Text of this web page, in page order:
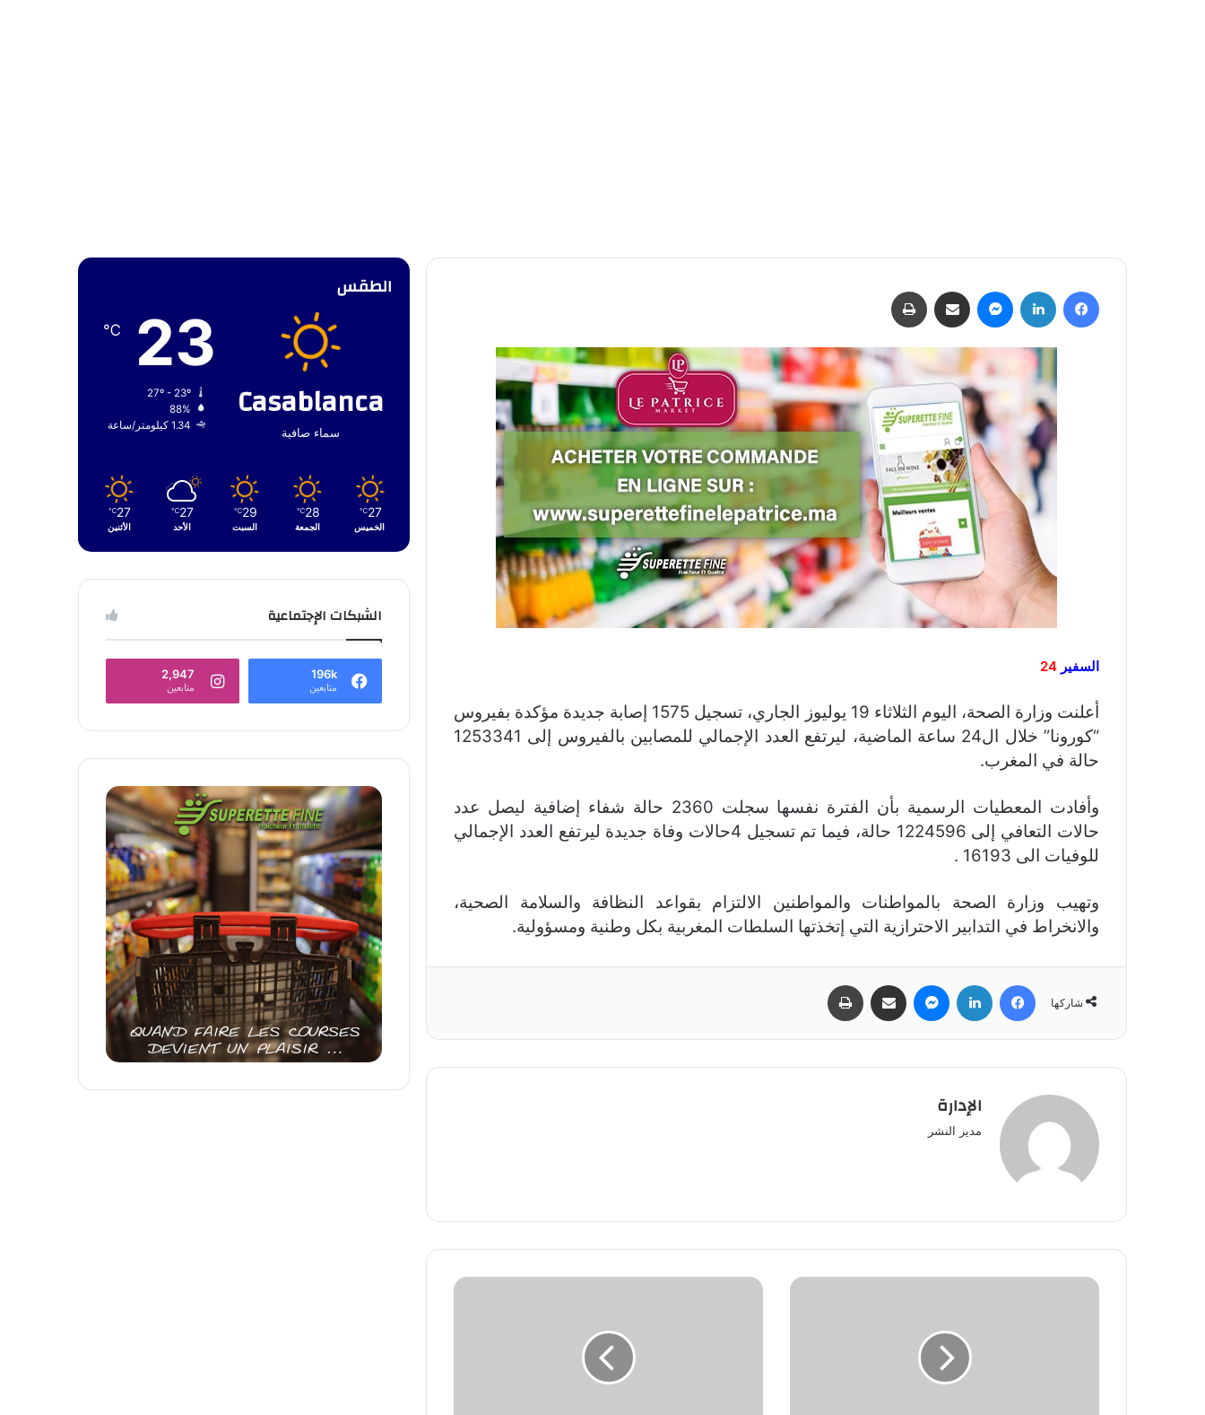
فيسبوك لينكدإن ماسنجر مشاركة عبر البريد
السفير 24
أعلنت وزارة الصحة، اليوم الثلاثاء 19 يوليوز الجاري، تسجيل 1575 إصابة جديدة مؤكدة بفيروس
“كورونا” خلال ال24 ساعة الماضية، ليرتفع العدد الإجمالي للمصابين بالفيروس إلى 1253341
حالة في المغرب.
وأفادت المعطيات الرسمية بأن الفترة نفسها سجلت 2360 حالة شفاء إضافية ليصل عدد
حالات التعافي إلى 1224596 حالة، فيما تم تسجيل 4حالات وفاة جديدة ليرتفع العدد الإجمالي
للوفيات الى 16193 .
وتهيب وزارة الصحة بالمواطنات والمواطنين الالتزام بقواعد النظافة والسلامة الصحية،
والانخراط في التدابير الاحترازية التي إتخذتها السلطات المغربية بكل وطنية ومسؤولية.
شاركها
فيسبوك لينكدإن ماسنجر مشاركة عبر البريد
الإدارة
مدير النشر
برشيد..
توقعات
الطقس
Casablanca
سماء صافية
23
℃
88%
1.34 كيلومتر/ساعة
27
℃
الخميس
28
℃
الجمعة
29
℃
السبت
27
℃
الأحد
27
℃
الأثنين
الشبكات الإجتماعية
196k
متابعين
2,947
متابعين